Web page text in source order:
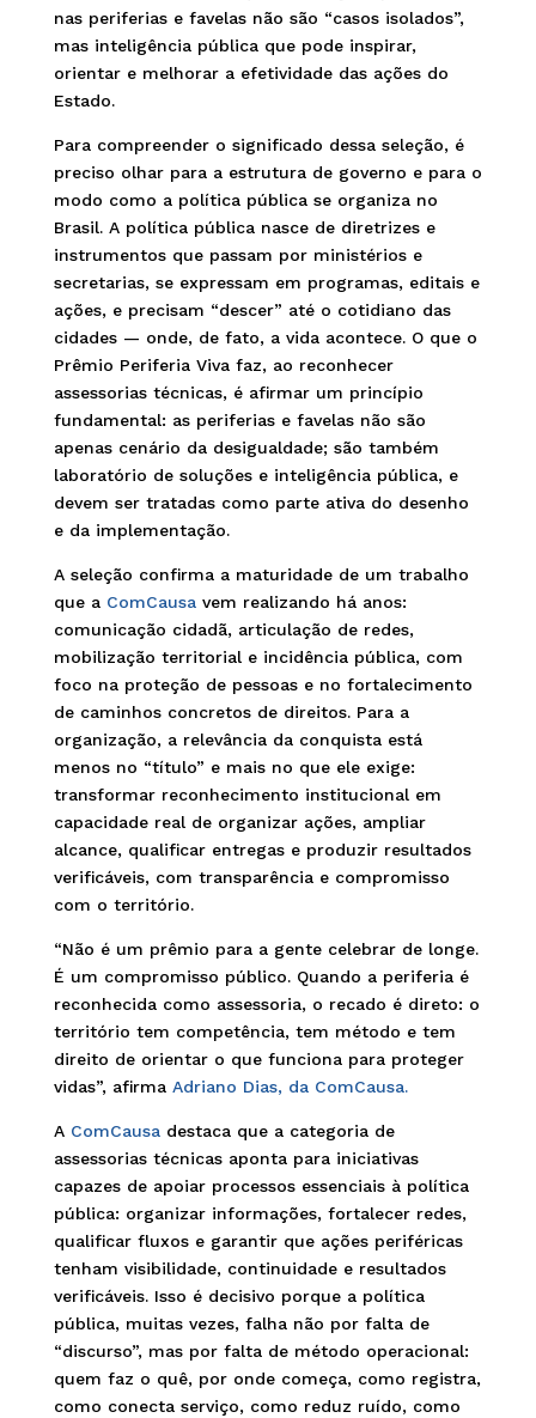
nas periferias e favelas não são “casos isolados”,
mas inteligência pública que pode inspirar,
orientar e melhorar a efetividade das ações do
Estado.
Para compreender o significado dessa seleção, é
preciso olhar para a estrutura de governo e para o
modo como a política pública se organiza no
Brasil. A política pública nasce de diretrizes e
instrumentos que passam por ministérios e
secretarias, se expressam em programas, editais e
ações, e precisam “descer” até o cotidiano das
cidades — onde, de fato, a vida acontece. O que o
Prêmio Periferia Viva faz, ao reconhecer
assessorias técnicas, é afirmar um princípio
fundamental: as periferias e favelas não são
apenas cenário da desigualdade; são também
laboratório de soluções e inteligência pública, e
devem ser tratadas como parte ativa do desenho
e da implementação.
A seleção confirma a maturidade de um trabalho
que a ComCausavem realizando há anos:
comunicação cidadã, articulação de redes,
mobilização territorial e incidência pública, com
foco na proteção de pessoas e no fortalecimento
de caminhos concretos de direitos. Para a
organização, a relevância da conquista está
menos no “título” e mais no que ele exige:
transformar reconhecimento institucional em
capacidade real de organizar ações, ampliar
alcance, qualificar entregas e produzir resultados
verificáveis, com transparência e compromisso
com o território.
“Não é um prêmio para a gente celebrar de longe.
É um compromisso público. Quando a periferia é
reconhecida como assessoria, o recado é direto: o
território tem competência, tem método e tem
direito de orientar o que funciona para proteger
vidas”, afirma Adriano Dias, da ComCausa.
A ComCausadestaca que a categoria de
assessorias técnicas aponta para iniciativas
capazes de apoiar processos essenciais à política
pública: organizar informações, fortalecer redes,
qualificar fluxos e garantir que ações periféricas
tenham visibilidade, continuidade e resultados
verificáveis. Isso é decisivo porque a política
pública, muitas vezes, falha não por falta de
“discurso”, mas por falta de método operacional:
quem faz o quê, por onde começa, como registra,
como conecta serviço, como reduz ruído, como